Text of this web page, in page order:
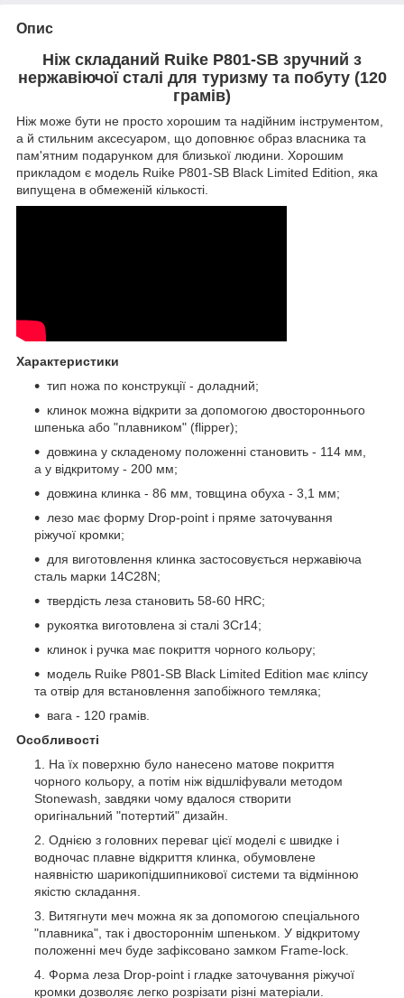
Опис
Ніж складаний Ruike P801-SB зручний з
нержавіючої сталі для туризму та побуту (120
грамів)
Ніж може бути не просто хорошим та надійним інструментом,
а й стильним аксесуаром, що доповнює образ власника та
пам'ятним подарунком для близької людини. Хорошим
прикладом є модель Ruike P801-SB Black Limited Edition, яка
випущена в обмеженій кількості.
Характеристики
тип ножа по конструкції - доладний;
клинок можна відкрити за допомогою двостороннього
шпенька або "плавником" (flipper);
довжина у складеному положенні становить - 114 мм,
а у відкритому - 200 мм;
довжина клинка - 86 мм, товщина обуха - 3,1 мм;
лезо має форму Drop-point і пряме заточування
ріжучої кромки;
для виготовлення клинка застосовується нержавіюча
сталь марки 14C28N;
твердість леза становить 58-60 HRC;
рукоятка виготовлена ​​зі сталі 3Cr14;
клинок і ручка має покриття чорного кольору;
модель Ruike P801-SB Black Limited Edition має кліпсу
та отвір для встановлення запобіжного темляка;
вага - 120 грамів.
Особливості
На їх поверхню було нанесено матове покриття
чорного кольору, а потім ніж відшліфували методом
Stonewash, завдяки чому вдалося створити
оригінальний "потертий" дизайн.
Однією з головних переваг цієї моделі є швидке і
водночас плавне відкриття клинка, обумовлене
наявністю шарикопідшипникової системи та відмінною
якістю складання.
Витягнути меч можна як за допомогою спеціального
"плавника", так і двостороннім шпеньком. У відкритому
положенні меч буде зафіксовано замком Frame-lock.
Форма леза Drop-point і гладке заточування ріжучої
кромки дозволяє легко розрізати різні матеріали.